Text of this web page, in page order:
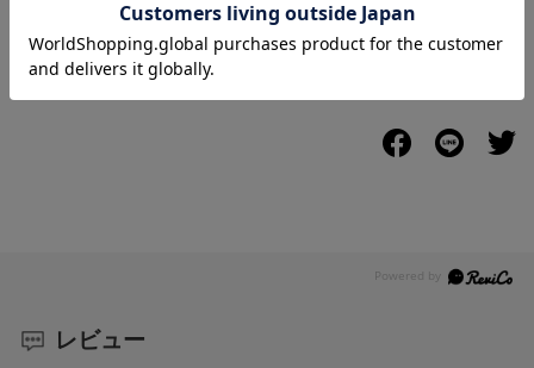
配送と返品について
レビュー